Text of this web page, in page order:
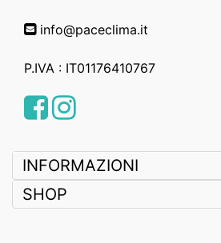
info@paceclima.it
P.IVA : IT01176410767
Facebook
Instagram
INFORMAZIONI
SHOP